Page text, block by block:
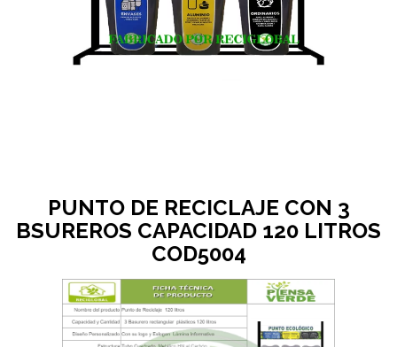
PUNTO DE RECICLAJE CON 3
BSUREROS CAPACIDAD 120 LITROS
COD5004